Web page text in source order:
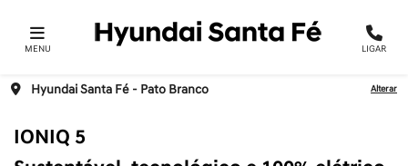
MENU LIGAR
Hyundai Santa Fé - Pato Branco Alterar
IONIQ 5